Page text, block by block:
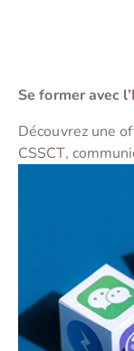
Se former avec
Découvrez une
CSSCT,